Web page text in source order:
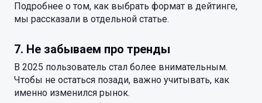
Подробнее о том, как выбрать формат в дейтинге,
мы рассказали в отдельной статье.
7. Не забываем про тренды
В 2025 пользователь стал более внимательным.
Чтобы не остаться позади, важно учитывать, как
именно изменился рынок.